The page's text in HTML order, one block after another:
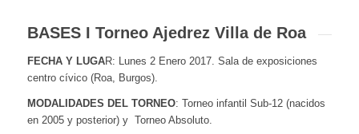
BASES I Torneo Ajedrez Villa de Roa
FECHA Y LUGAR: Lunes 2 Enero 2017. Sala de exposiciones
centro cívico (Roa, Burgos).
MODALIDADES DEL TORNEO: Torneo infantil Sub-12 (nacidos
en 2005 y posterior) y Torneo Absoluto.